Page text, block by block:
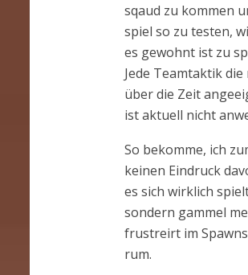
sqaud zu kommen
spiel so zu testen,
es gewohnt ist zu
Jede Teamtaktik die
über die Zeit
ist aktuell nicht
So bekomme, ich
keinen Eindruck
es sich wirklich
sondern gammel
frustreirt im
rum.